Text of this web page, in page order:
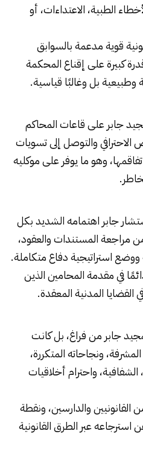
الطبية، الاعتداءات، أو
قوية مدعمة بالسوابق
كبيرة على إقناع المحكمة
بل وغالبًا قياسية.
جابر على قاعات المحاكم
الاحترافي والتوصل إلى تسويات
وهو ما يوفر على موكليه
جابر اهتمامه الشديد بكل
مراجعة المستندات والعقود،
ووضع استراتيجية دفاع متكاملة.
في مقدمة المحامين الذين
القضايا المدنية المعقدة.
جابر من فراغ، بل كانت
ونجاحاته المتكررة،
واحترام أخلاقيات
القانونيين والدارسين، ونقطة
عبر الطرق القانونية